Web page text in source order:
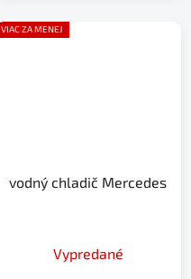
VIAC ZA MENEJ
vodný chladič Mercedes
Vypredané